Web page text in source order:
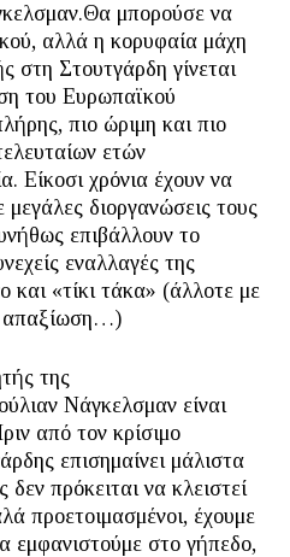
μπορούσε να
αλλά η κορυφαία μάχη
στη Στουτγάρδη γίνεται
του Ευρωπαϊκού
πιο ώριμη και πιο
ετών
Είκοσι χρόνια έχουν να
μεγάλες διοργανώσεις τους
επιβάλλουν το
εναλλαγές της
και «τίκι τάκα» (άλλοτε με
απαξίωση…)
της
Νάγκελσμαν είναι
από τον κρίσιμο
επισημαίνει μάλιστα
πρόκειται να κλειστεί
προετοιμασμένοι, έχουμε
εμφανιστούμε στο γήπεδο,